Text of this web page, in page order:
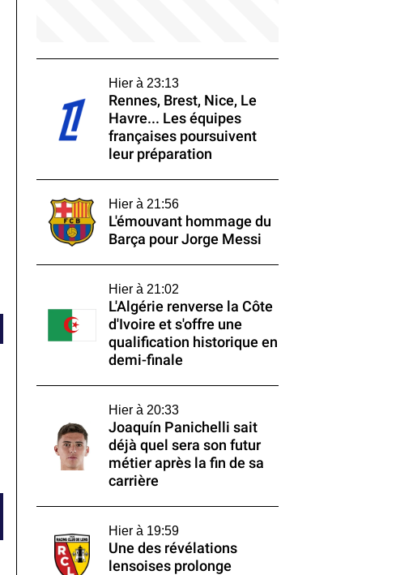
Hier à 23:13
Rennes, Brest, Nice, Le
Havre... Les équipes
françaises poursuivent
leur préparation
Hier à 21:56
L'émouvant hommage du
Barça pour Jorge Messi
Hier à 21:02
L'Algérie renverse la Côte
d'Ivoire et s'offre une
qualification historique en
demi-finale
Hier à 20:33
Joaquín Panichelli sait
déjà quel sera son futur
métier après la fin de sa
carrière
Hier à 19:59
Une des révélations
lensoises prolonge